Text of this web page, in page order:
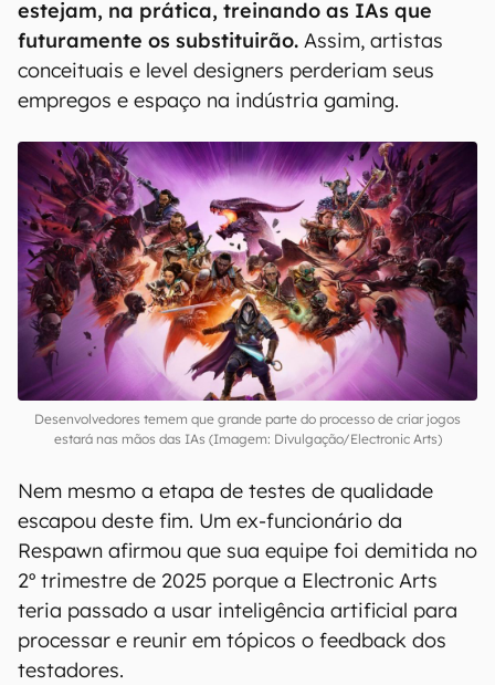
estejam, na prática, treinando as IAs que
futuramente os substituirão. Assim, artistas
conceituais e level designers perderiam seus
empregos e espaço na indústria gaming.
Desenvolvedores temem que grande parte do processo de criar jogos
estará nas mãos das IAs (Imagem: Divulgação/Electronic Arts)
Nem mesmo a etapa de testes de qualidade
escapou deste fim. Um ex-funcionário da
Respawn afirmou que sua equipe foi demitida no
2º trimestre de 2025 porque a Electronic Arts
teria passado a usar inteligência artificial para
processar e reunir em tópicos o feedback dos
testadores.